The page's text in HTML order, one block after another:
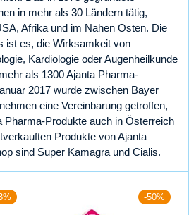
in mehr als 30 Ländern tätig,
Afrika und im Nahen Osten. Die
ist es, die Wirksamkeit von
Kardiologie oder Augenheilkunde
als 1300 Ajanta Pharma-
2017 wurde zwischen Bayer
eine Vereinbarung getroffen,
Pharma-Produkte auch in Österreich
Produkte von Ajanta
sind Super Kamagra und Cialis.
-50%